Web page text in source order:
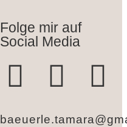
Folge mir auf
Social Media